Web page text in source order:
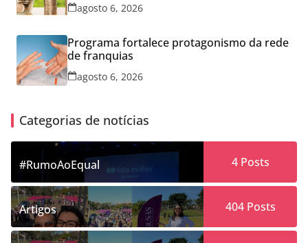
agosto 6, 2026
Programa fortalece protagonismo da rede
de franquias
agosto 6, 2026
Categorias de notícias
#RumoAoEqual 4Posts
Artigos 404Posts